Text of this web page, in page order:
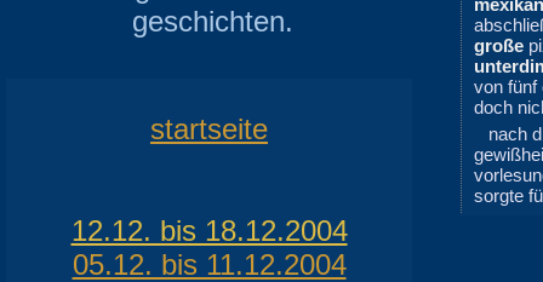
geschichten.
startseite
12.12. bis 18.12.2004
05.12. bis 11.12.2004
große
von fünf
doch
nach
sorgte